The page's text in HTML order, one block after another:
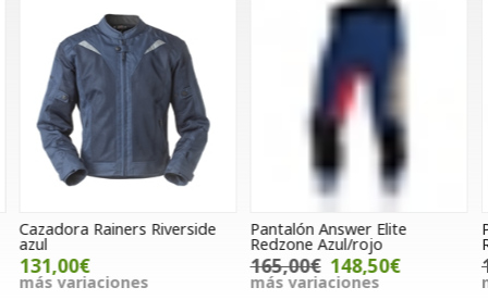
Cazadora Rainers Riverside
azul
131,00€
más variaciones
Pantalón Answer Elite
Redzone Azul/rojo
165,00€ 148,50€
más variaciones